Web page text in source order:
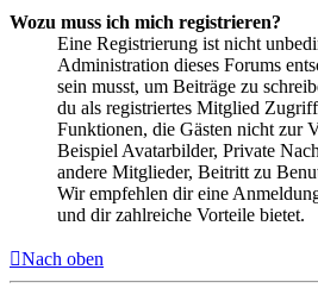
Wozu muss ich mich registrieren?
Eine Registrierung ist nicht
Administration dieses Forums
sein musst, um Beiträge zu
du als registriertes Mitglied
Funktionen, die Gästen nicht zur
Beispiel Avatarbilder, Private
andere Mitglieder, Beitritt zu
Wir empfehlen dir eine
und dir zahlreiche Vorteile bietet.
Nach oben